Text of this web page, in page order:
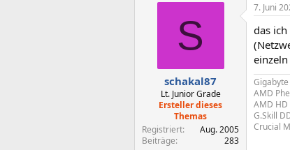
S
schakal87
Lt. Junior Grade
Ersteller dieses
Themas
Registriert
Aug. 2005
Beiträge
283
7. Juni
das
AMD
AMD
G.Skill
Crucial